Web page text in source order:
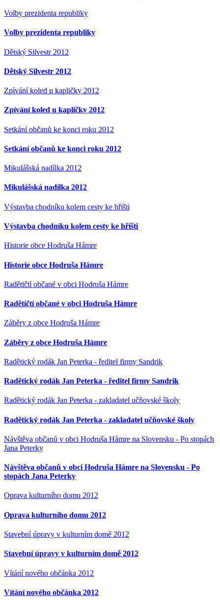
Volby prezidenta republiky
Volby prezidenta republiky
Dětský Silvestr 2012
Dětský Silvestr 2012
Zpívání koled u kapličky 2012
Zpívání koled u kapličky 2012
Setkání občanů ke konci roku 2012
Setkání občanů ke konci roku 2012
Mikulášská nadílka 2012
Mikulášská nadílka 2012
Výstavba chodníku kolem cesty ke hřišti
Výstavba chodníku kolem cesty ke hřišti
Historie obce Hodruša Hámre
Historie obce Hodruša Hámre
Radětičtí občané v obci Hodruša Hámre
Radětičtí občané v obci Hodruša Hámre
Záběry z obce Hodruša Hámre
Záběry z obce Hodruša Hámre
Radětický rodák Jan Peterka - ředitel firmy Sandrik
Radětický rodák Jan Peterka - ředitel firmy Sandrik
Radětický rodák Jan Peterka - zakladatel učňovské školy
Radětický rodák Jan Peterka - zakladatel učňovské školy
Návštěva občanů v obci Hodruša Hámre na Slovensku - Po stopách
Jana Peterky
Návštěva občanů v obci Hodruša Hámre na Slovensku - Po
stopách Jana Peterky
Oprava kulturního domu 2012
Oprava kulturního domu 2012
Stavební úpravy v kulturním domě 2012
Stavební úpravy v kulturním domě 2012
Vítání nového občánka 2012
Vítání nového občánka 2012